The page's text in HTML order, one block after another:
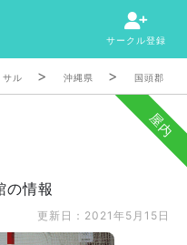
サークル登録
サル 沖縄県 国頭郡
屋内
の情報
更新日：2021年5月15日